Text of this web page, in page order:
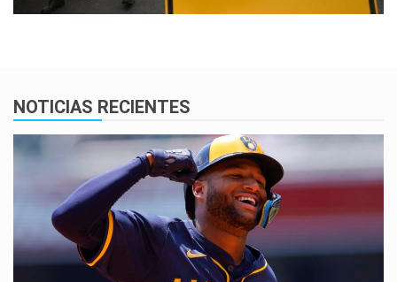
NOTICIAS RECIENTES